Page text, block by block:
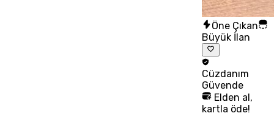
Öne Çıkan
Büyük İlan
Cüzdanım
Güvende
Elden al,
kartla öde!